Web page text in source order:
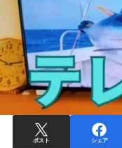
ポスト シェア